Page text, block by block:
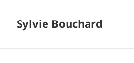
Sylvie Bouchard